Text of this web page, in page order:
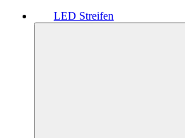
LED Streifen